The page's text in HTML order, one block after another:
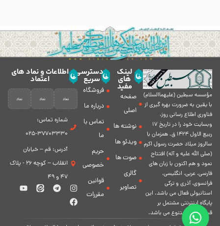
مؤسسه سبطين (عليهماالسلام)
با يقين به ضرورت بهره گیرى از
فناورى اطلاع رسانى روز،
وبسایت خود را در تاريخ 17
ربيع الاول 1424 ق. همزمان با
سالروز ميلاد حضرت رسول اكرم
(صلی الله علیه و آله) افتتاح
نمود و هم اكنون با زبان های
فارسی، عربى، انگلیسی،
فرانسوی، آذری و ترکی
استانبولی فعال مى باشد. اين
پايگاه اينترنتى مشتمل بر
قسمت هاى متنوع مى باشد.
لینک
های
مفید
صفحه
اصلی
نوشته ها
ویدئو ها
صوت ها
گالری
تصاویر
دسترسی
سریع
فروشگاه
درباره ما
تماس با
ما
حریم
خصوصی
قوانین
مقررات
اطلاعات و نماد های
اعتماد
شماره تماس:
37703330-025
آدرس: قم – خیابان
انقلاب – کوچه 26 - پلاک
47 و 49